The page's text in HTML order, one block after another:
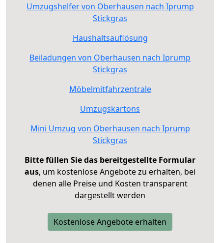
Umzugshelfer von Oberhausen nach Iprump
Stickgras
Haushaltsauflösung
Beiladungen von Oberhausen nach Iprump
Stickgras
Möbelmitfahrzentrale
Umzugskartons
Mini Umzug von Oberhausen nach Iprump
Stickgras
Bitte füllen Sie das bereitgestellte Formular
aus, um kostenlose Angebote zu erhalten, bei
denen alle Preise und Kosten transparent
dargestellt werden
Kostenlose Angebote erhalten